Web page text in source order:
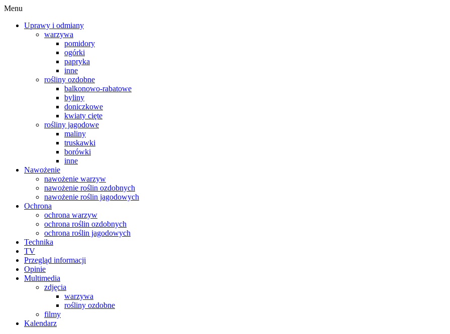
Menu
Uprawy i odmiany
warzywa
pomidory
ogórki
papryka
inne
rośliny ozdobne
balkonowo-rabatowe
byliny
doniczkowe
kwiaty cięte
rośliny jagodowe
maliny
truskawki
borówki
inne
Nawożenie
nawożenie warzyw
nawożenie roślin ozdobnych
nawożenie roślin jagodowych
Ochrona
ochrona warzyw
ochrona roślin ozdobnych
ochrona roślin jagodowych
Technika
TV
Przegląd informacji
Opinie
Multimedia
zdjęcia
warzywa
rośliny ozdobne
filmy
Kalendarz